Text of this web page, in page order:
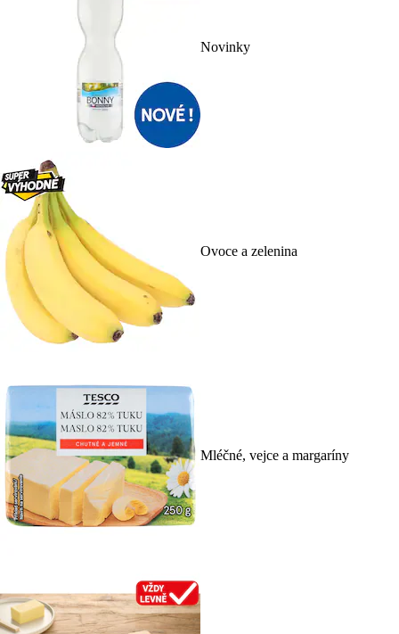
Novinky
Ovoce a zelenina
Mléčné, vejce a margaríny